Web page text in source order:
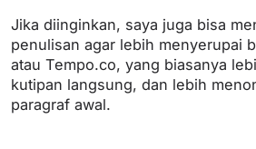
Jika diinginkan, saya juga bisa
penulisan agar lebih menyerupai
atau Tempo.co, yang biasanya
kutipan langsung, dan lebih
paragraf awal.